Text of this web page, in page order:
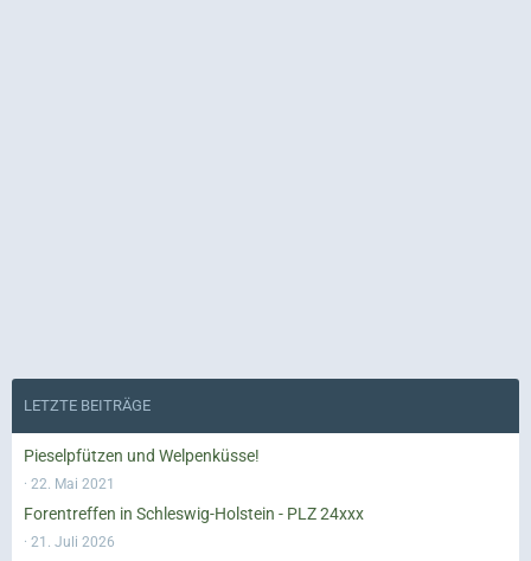
LETZTE BEITRÄGE
Pieselpfützen und Welpenküsse!
22. Mai 2021
Forentreffen in Schleswig-Holstein - PLZ 24xxx
21. Juli 2026